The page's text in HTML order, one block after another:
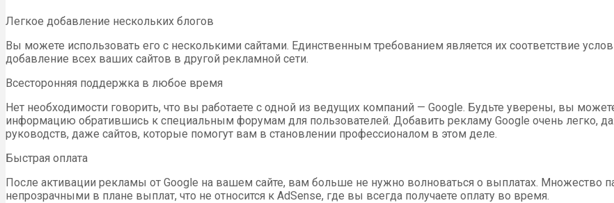
Легкое добавление нескольких блогов
Вы можете использовать его с несколькими сайтами. Единственным требованием является их соответствие
добавление всех ваших сайтов в другой рекламной сети.
Всесторонняя поддержка в любое время
Нет необходимости говорить, что вы работаете с одной из ведущих компаний — Google. Будьте уверены, вы
информацию обратившись к специальным форумам для пользователей. Добавить рекламу Google очень легко,
руководств, даже сайтов, которые помогут вам в становлении профессионалом в этом деле.
Быстрая оплата
После активации рекламы от Google на вашем сайте, вам больше не нужно волноваться о выплатах. Множество
непрозрачными в плане выплат, что не относится к AdSense, где вы всегда получаете оплату во время.